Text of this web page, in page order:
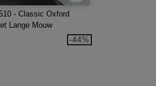
- Classic Oxford
Lange Mouw
-44%